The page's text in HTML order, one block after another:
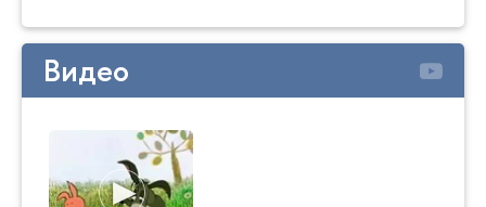
Видео